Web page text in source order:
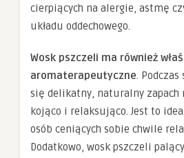
cierpiących na alergie, astmę
układu oddechowego.
Wosk pszczeli ma również
aromaterapeutyczne.
się delikatny, naturalny zapach
kojąco i relaksująco. Jest to
osób ceniących sobie chwile
Dodatkowo, wosk pszczeli